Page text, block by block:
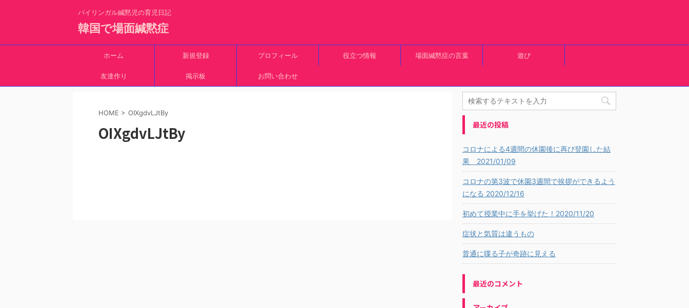
バイリンガル緘黙児の育児日記
韓国で場面緘黙症
ホーム 新規登録 プロフィール 役立つ情報 場面緘黙症の言葉 遊び
友達作り 掲示板 お問い合わせ
HOME > OIXgdvLJtBy
OIXgdvLJtBy 最近の投稿
コロナによる4週間の休園後に再び登園した結
果 2021/01/09
コロナの第3波で休園3週間で挨拶ができるよう
になる 2020/12/16
初めて授業中に手を挙げた！2020/11/20
症状と気質は違うもの
普通に喋る子が奇跡に見える
最近のコメント